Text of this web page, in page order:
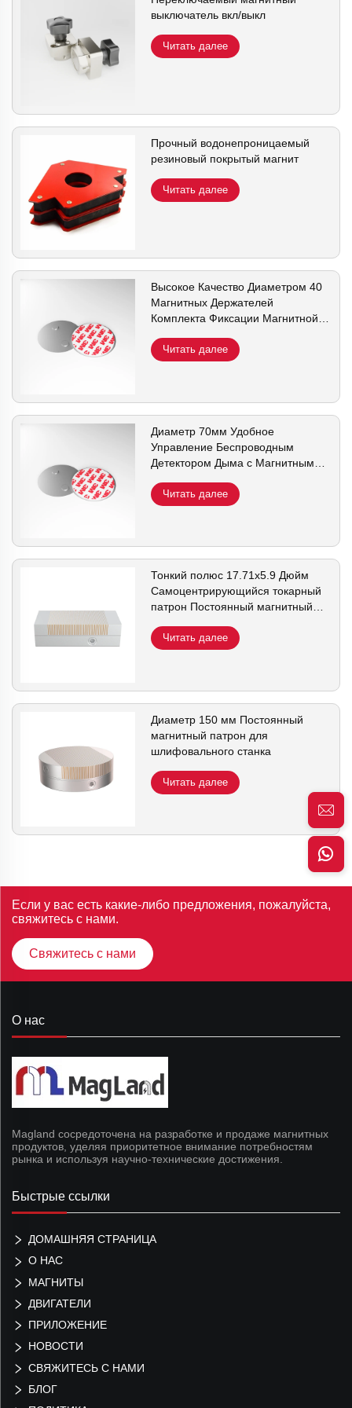
выключатель вкл/выкл
Читать далее
Прочный водонепроницаемый
резиновый покрытый магнит
Читать далее
Высокое Качество Диаметром 40
Магнитных Держателей
Комплекта Фиксации Магнитной
Читать далее
Диаметр 70мм Удобное
Управление Беспроводным
Детектором Дыма с Магнитным
Читать далее
Тонкий полюс 17.71x5.9 Дюйм
Самоцентрирующийся токарный
патрон Постоянный магнитный
станка
Читать далее
Диаметр 150 мм Постоянный
магнитный патрон для
шлифовального станка
Читать далее
Если у вас есть какие-либо предложения, пожалуйста,
свяжитесь с нами.
Свяжитесь с нами
О нас
Magland сосредоточена на разработке и продаже магнитных
продуктов, уделяя приоритетное внимание потребностям
рынка и используя научно-технические достижения.
Быстрые ссылки
ДОМАШНЯЯ СТРАНИЦА
О НАС
МАГНИТЫ
ДВИГАТЕЛИ
ПРИЛОЖЕНИЕ
НОВОСТИ
СВЯЖИТЕСЬ С НАМИ
БЛОГ